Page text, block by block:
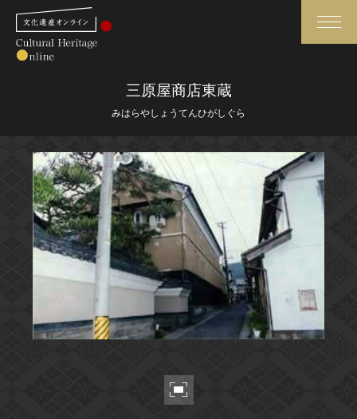
さらに詳細検索
さらに詳細検索
トップ
世界遺産と無形文化遺産
全国の美術館・博物館
媒体資料・関連記事等
博物館、美術館の皆さまへ
文化庁よりご挨拶
今月のみどころ
お知らせ一覧
このサイトについて
三原屋商店東蔵
みはらやしょうてんひがしぐら